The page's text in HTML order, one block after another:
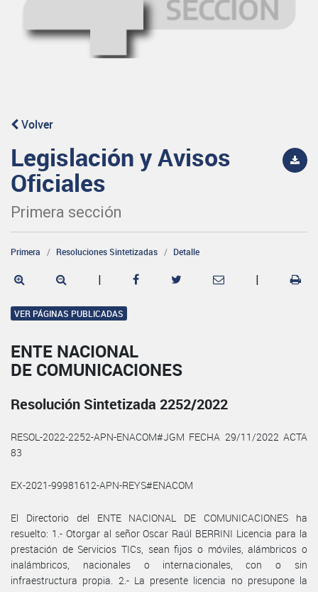
Volver
Legislación y Avisos
Oficiales
Primera sección
Primera Resoluciones Sintetizadas Detalle
| |
VER PÁGINAS PUBLICADAS
ENTE NACIONAL
DE COMUNICACIONES
Resolución Sintetizada 2252/2022
RESOL-2022-2252-APN-ENACOM#JGM FECHA 29/11/2022 ACTA
83
EX-2021-99981612-APN-REYS#ENACOM
El Directorio del ENTE NACIONAL DE COMUNICACIONES ha
resuelto: 1.- Otorgar al señor Oscar Raúl BERRINI Licencia para la
prestación de Servicios TICs, sean fijos o móviles, alámbricos o
inalámbricos, nacionales o internacionales, con o sin
infraestructura propia. 2.- La presente licencia no presupone la